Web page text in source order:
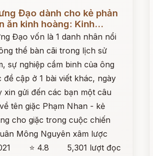
Đạo dành cho kẻ phản
ăn kinh hoàng: Kinh...
Đạo vốn là 1 danh nhân nổi
thể bàn cãi trong lịch sử
sự nghiệp cầm binh của ông
đề cập ở 1 bài viết khác, ngày
xin gửi đến các bạn một câu
tên giặc Phạm Nhan - kẻ
cho giặc trong cuộc chiến
Mông Nguyên xâm lược
⭐ 4.8
5,301 lượt đọc